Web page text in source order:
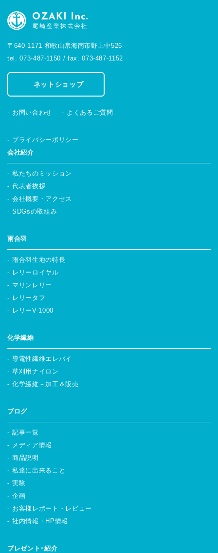
〒640-1171 和歌山県海南市野上中526
tel. 073-487-1150 / fax. 073-487-1152
ネットショップ
お問い合わせ よくあるご質問
プライバシーポリシー
会社紹介
私たちのミッション
代表者挨拶
会社概要・アクセス
SDGsの取組み
雨合羽
雨合羽生地の特長
レリーロイヤル
マリンレリー
レリータフ
レリーV-1000
化学繊維
導電性繊維エレバイ
草刈用ナイロン
化学繊維－加工＆販売
ブログ
記事一覧
メディア情報
商品説明
私達に出来ること
実験
企画
お客様レポート・レビュー
社内情報・HP情報
プレゼント･紹介